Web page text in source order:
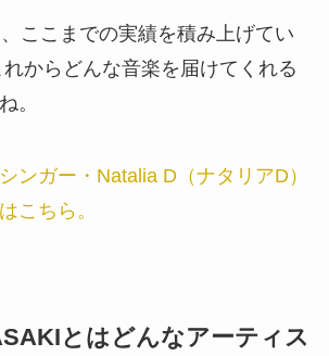
ここまでの実績を積み上げてい
からどんな音楽を届けてくれる
。
ンガー・Natalia D（ナタリアD）
こちら。
とはどんなアーティス